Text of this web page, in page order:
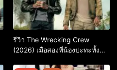
รีวิว The Wrecking Crew
(2026) เมื่อสองพี่น้องปะทะทั้ง